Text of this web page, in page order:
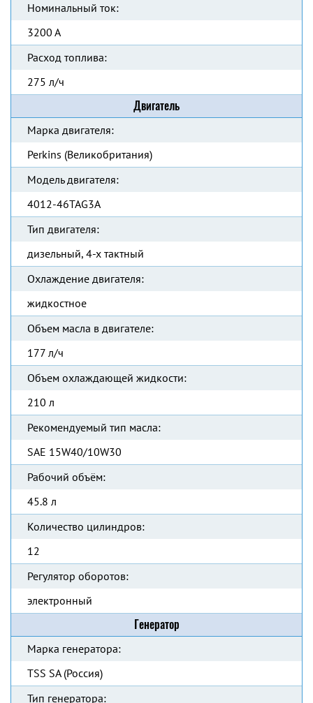
Номинальный ток:
3200 А
Расход топлива:
275 л/ч
Двигатель
Марка двигателя:
Perkins (Великобритания)
Модель двигателя:
4012-46TAG3A
Тип двигателя:
дизельный, 4-х тактный
Охлаждение двигателя:
жидкостное
Объем масла в двигателе:
177 л/ч
Объем охлаждающей жидкости:
210 л
Рекомендуемый тип масла:
SAE 15W40/10W30
Рабочий объём:
45.8 л
Количество цилиндров:
12
Регулятор оборотов:
электронный
Генератор
Марка генератора:
TSS SA (Россия)
Тип генератора: